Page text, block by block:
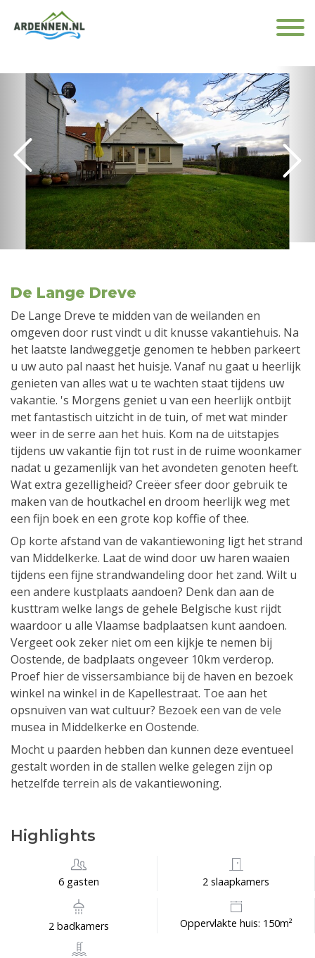
De Lange Dreve
De Lange Dreve te midden van de weilanden en
omgeven door rust vindt u dit knusse vakantiehuis. Na
het laatste landweggetje genomen te hebben parkeert
u uw auto pal naast het huisje. Vanaf nu gaat u heerlijk
genieten van alles wat u te wachten staat tijdens uw
vakantie. 's Morgens geniet u van een heerlijk ontbijt
met fantastisch uitzicht in de tuin, of met wat minder
weer in de serre aan het huis. Kom na de uitstapjes
tijdens uw vakantie fijn tot rust in de ruime woonkamer
nadat u gezamenlijk van het avondeten genoten heeft.
Wat extra gezelligheid? Creëer sfeer door gebruik te
maken van de houtkachel en droom heerlijk weg met
een fijn boek en een grote kop koffie of thee.
Op korte afstand van de vakantiewoning ligt het strand
van Middelkerke. Laat de wind door uw haren waaien
tijdens een fijne strandwandeling door het zand. Wilt u
een andere kustplaats aandoen? Denk dan aan de
kusttram welke langs de gehele Belgische kust rijdt
waardoor u alle Vlaamse badplaatsen kunt aandoen.
Vergeet ook zeker niet om een kijkje te nemen bij
Oostende, de badplaats ongeveer 10km verderop.
Proef hier de vissersambiance bij de haven en bezoek
winkel na winkel in de Kapellestraat. Toe aan het
opsnuiven van wat cultuur? Bezoek een van de vele
musea in Middelkerke en Oostende.
Mocht u paarden hebben dan kunnen deze eventueel
gestalt worden in de stallen welke gelegen zijn op
hetzelfde terrein als de vakantiewoning.
Highlights
6 gasten 2 slaapkamers
2 badkamers Oppervlakte huis: 150m²